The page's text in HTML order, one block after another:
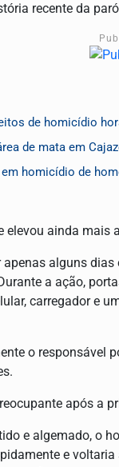
recente da
de homicídio
de mata em
homicídio de
elevou ainda mais
alguns
a ação,
carregador e
o responsável
após a
e algemado, o
e